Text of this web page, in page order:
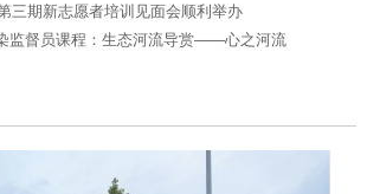
三期新志愿者培训见面会顺利举办
监督员课程：生态河流导赏——心之河流